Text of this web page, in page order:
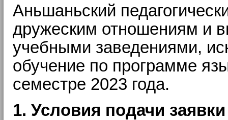
Аньшаньский
дружеским отношениям и
учебными заведениями,
обучение по программе
семестре 2023 года.
1. Условия подачи